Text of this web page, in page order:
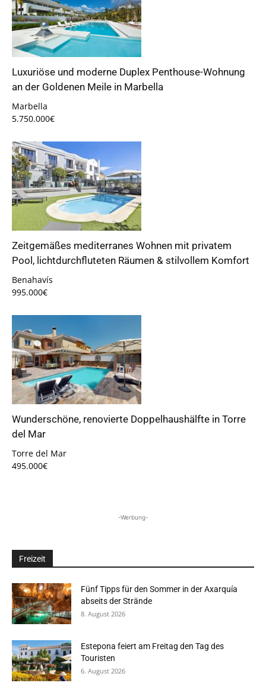
Luxuriöse und moderne Duplex Penthouse-Wohnung
an der Goldenen Meile in Marbella
Marbella
5.750.000€
Zeitgemäßes mediterranes Wohnen mit privatem
Pool, lichtdurchfluteten Räumen & stilvollem Komfort
Benahavís
995.000€
Wunderschöne, renovierte Doppelhaushälfte in Torre
del Mar
Torre del Mar
495.000€
-Werbung-
Freizeit
Fünf Tipps für den Sommer in der Axarquía
abseits der Strände
8. August 2026
Estepona feiert am Freitag den Tag des
Touristen
6. August 2026